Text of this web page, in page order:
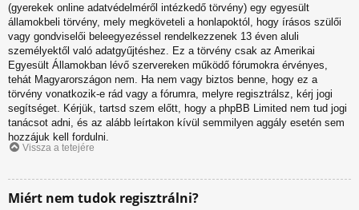
(gyerekek online adatvédelméről intézkedő törvény) egy egyesült
államokbeli törvény, mely megköveteli a honlapoktól, hogy írásos szülői
vagy gondviselői beleegyezéssel rendelkezzenek 13 éven aluli
személyektől való adatgyűjtéshez. Ez a törvény csak az Amerikai
Egyesült Államokban lévő szervereken működő fórumokra érvényes,
tehát Magyarországon nem. Ha nem vagy biztos benne, hogy ez a
törvény vonatkozik-e rád vagy a fórumra, melyre regisztrálsz, kérj jogi
segítséget. Kérjük, tartsd szem előtt, hogy a phpBB Limited nem tud jogi
tanácsot adni, és az alább leírtakon kívül semmilyen aggály esetén sem
hozzájuk kell fordulni.
Vissza a tetejére
Miért nem tudok regisztrálni?